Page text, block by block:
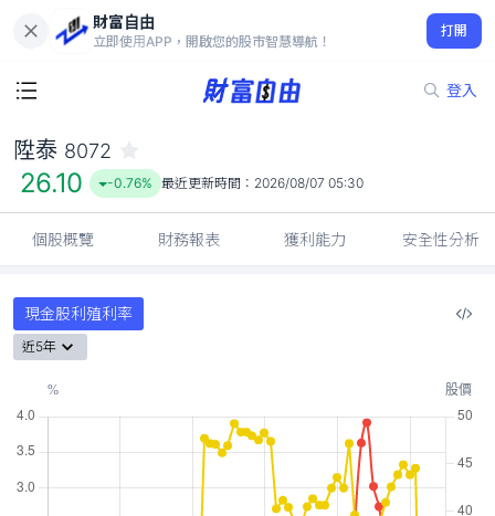
財富自由
立即使用APP，開啟您的股市智慧導航！
打開
登入
26.10
-0.76%
陞泰 8072
26.10 -0.76% 最近更新時間： 2026/08/07 05:30
個股概覽 財務報表 獲利能力 安全性分析
現金股利殖利率
近5年